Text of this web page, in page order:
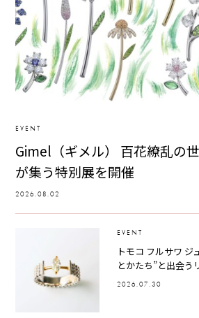
EVENT
Gimel（ギメル） 百花繚乱の
が集う特別展を開催
2026.08.02
EVENT
トモコ フルサワ ジ
とかたち”と出会う
2026.07.30